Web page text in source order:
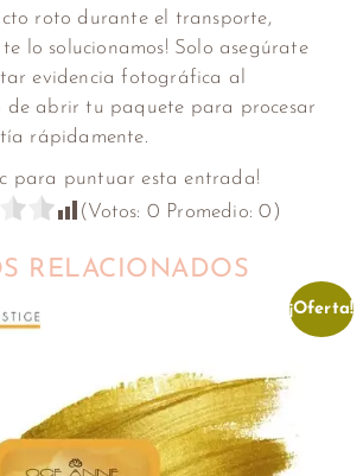
roto durante el transporte,
te lo solucionamos! Solo asegúrate
evidencia fotográfica al
de abrir tu paquete para procesar
rápidamente.
para puntuar esta entrada!
(Votos: 0 Promedio:0 )
RELACIONADOS
¡Oferta!